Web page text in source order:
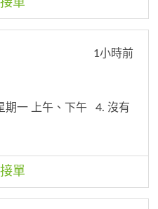
1小時前
期一 上午、下午
4. 沒有
單